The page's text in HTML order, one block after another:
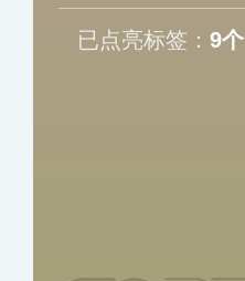
已点亮标签： 9个